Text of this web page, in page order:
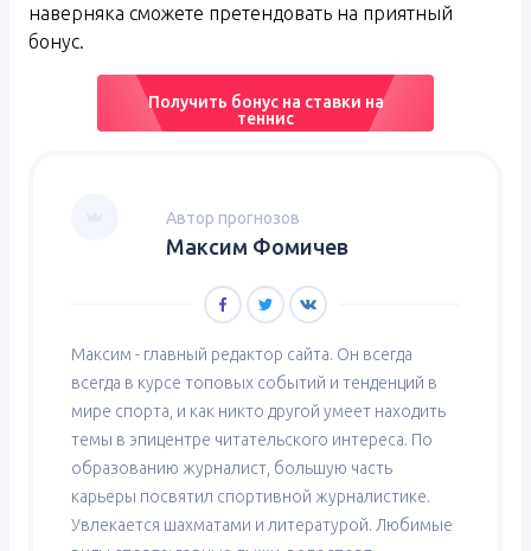
наверняка сможете претендовать на приятный
бонус.
Получить бонус на ставки на
теннис
Автор прогнозов
Максим Фомичев
Максим - главный редактор сайта. Он всегда
всегда в курсе топовых событий и тенденций в
мире спорта, и как никто другой умеет находить
темы в эпицентре читательского интереса. По
образованию журналист, большую часть
карьеры посвятил спортивной журналистике.
Увлекается шахматами и литературой. Любимые